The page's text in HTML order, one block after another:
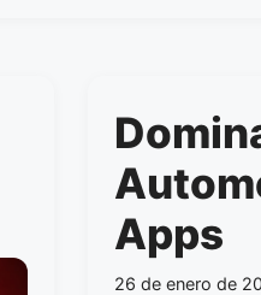
Apps
26 de enero de